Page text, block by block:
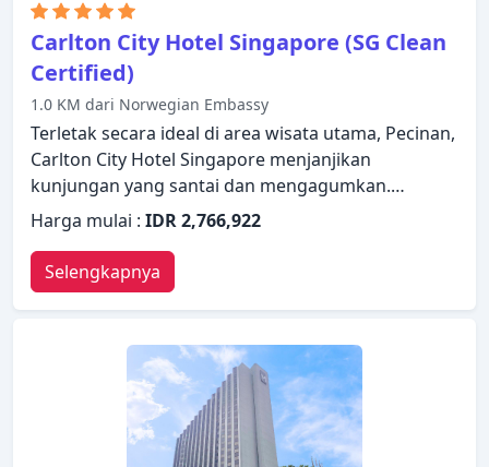
Carlton City Hotel Singapore (SG Clean
Certified)
1.0 KM dari Norwegian Embassy
Terletak secara ideal di area wisata utama, Pecinan,
Carlton City Hotel Singapore menjanjikan
kunjungan yang santai dan mengagumkan.
Properti ini memiliki berbagai fasilitas yang
membuat pengalaman menginap Anda
menyenangkan. Layanan kamar 24 jam, WiFi gratis
di semua kamar, layanan kebersihan harian,
layanan taksi, resepsionis 24 jam hanyalah
beberapa dari berbagai fasilitas yang ditawarkan.
Televisi layar datar, kopi instan gratis, teh gratis,
cermin, sandal dapat ditemukan di beberapa
kamar. Suasana tenang di hotel ini meluas hingga
fasilitas rekreasinya yang meliputi pusat
Harga mulai : IDR 2,766,922
Selengkapnya